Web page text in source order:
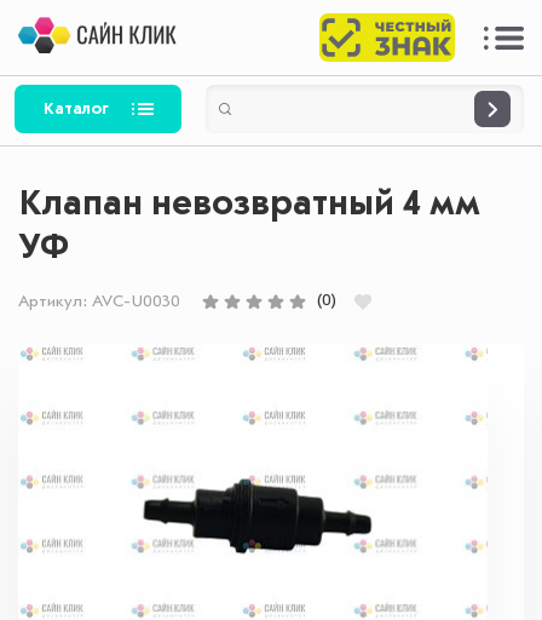
Каталог
Клапан невозвратный 4 мм
УФ
Артикул: AVC-U0030 (0)